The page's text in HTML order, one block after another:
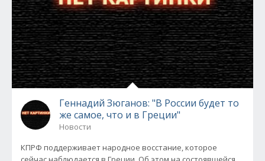
Геннадий Зюганов: "В России будет то
же самое, что и в Греции"
Новости
КПРФ поддерживает народное восстание, которое